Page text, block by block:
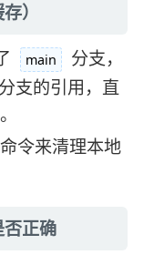
）
main
分支，
支的引用，直
令来清理本地
正确